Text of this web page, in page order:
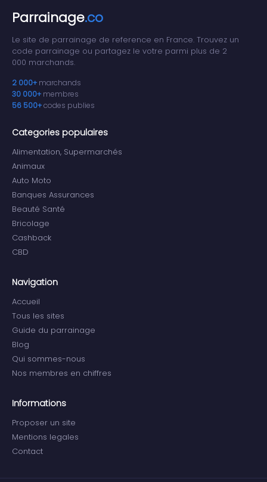
Parrainage.co
Le site de parrainage de reference en France. Trouvez un
code parrainage ou partagez le votre parmi plus de 2
000 marchands.
2 000+ marchands
30 000+ membres
56 500+codes publies
Categories populaires
Alimentation, Supermarchés
Animaux
Auto Moto
Banques Assurances
Beauté Santé
Bricolage
Cashback
CBD
Navigation
Accueil
Tous les sites
Guide du parrainage
Blog
Qui sommes-nous
Nos membres en chiffres
Informations
Proposer un site
Mentions legales
Contact